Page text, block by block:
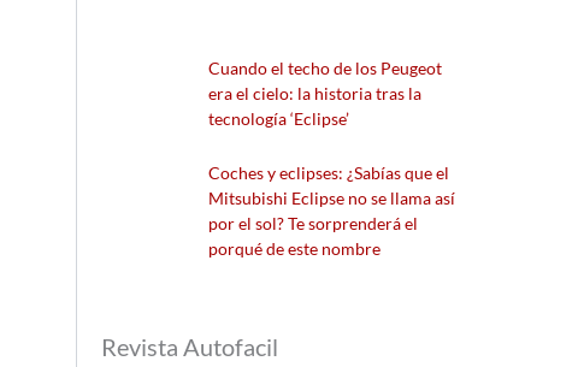
Cuando el techo de los Peugeot
era el cielo: la historia tras la
tecnología ‘Eclipse’
Coches y eclipses: ¿Sabías que el
Mitsubishi Eclipse no se llama así
por el sol? Te sorprenderá el
porqué de este nombre
Revista Autofacil